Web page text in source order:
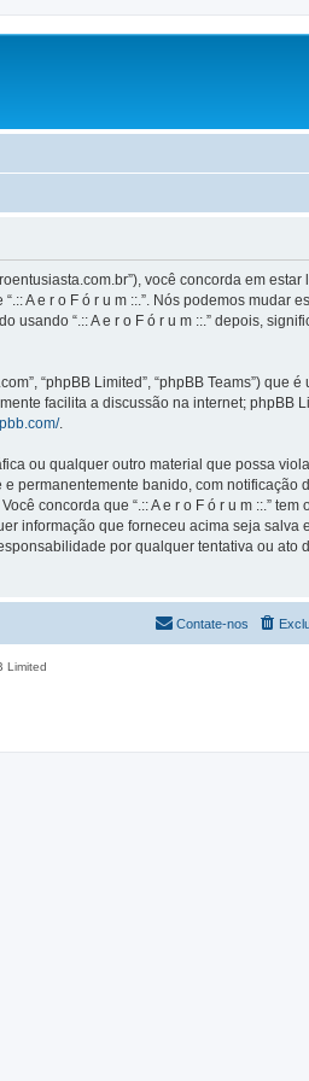
você concorda em
A e r o F ó r u m ::.”. Nós podemos mudar
“.:: A e r o F ó r u m ::.” depois,
“phpBB Limited”, “phpBB Teams”) que
facilita a discussão na internet; phpBB
.
ou qualquer outro material que possa
permanentemente banido, com notificação
concorda que “.:: A e r o F ó r u m ::.” tem
informação que forneceu acima seja salva
por qualquer tentativa ou
Contate-nos
Limited